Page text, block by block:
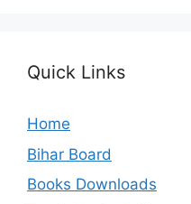
Quick Links
Home
Bihar Board
Books Downloads